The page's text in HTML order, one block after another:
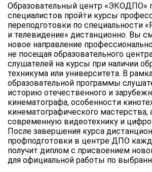
Образовательный центр «ЭКОДПО»
специалистов пройти курсы
переподготовки по специальности
и телевидение» дистанционно. Вы
новое направление
не посещая образовательного
слушателей на курсы при наличии
техникума или университета. В
образовательной программы
историю отечественного и
кинематографа, особенности
кинематографического мастерства,
современную видеотехнику и
После завершения курса
профподготовки в центре ДПО
получит диплом с присвоением
для официальной работы по